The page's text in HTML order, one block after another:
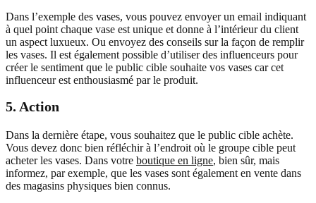
Dans l’exemple des vases, vous pouvez envoyer un email indiquant
à quel point chaque vase est unique et donne à l’intérieur du client
un aspect luxueux. Ou envoyez des conseils sur la façon de remplir
les vases. Il est également possible d’utiliser des influenceurs pour
créer le sentiment que le public cible souhaite vos vases car cet
influenceur est enthousiasmé par le produit.
5. Action
Dans la dernière étape, vous souhaitez que le public cible achète.
Vous devez donc bien réfléchir à l’endroit où le groupe cible peut
acheter les vases. Dans votre boutique en ligne, bien sûr, mais
informez, par exemple, que les vases sont également en vente dans
des magasins physiques bien connus.